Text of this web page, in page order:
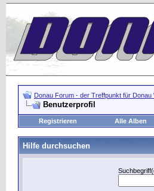
Donau Forum - der Treffpunkt für
Benutzerprofil
Registrieren Alle Alben
Hilfe durchsuchen